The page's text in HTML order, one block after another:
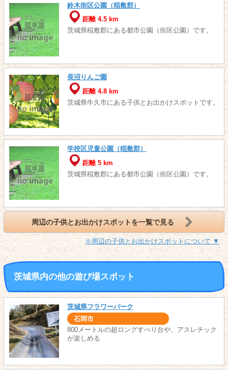
鈴木街区公園（稲敷郡）
距離 4.5 km
茨城県稲敷郡にある都市公園（街区公園）です。
長沼りんご園
距離 4.8 km
茨城県牛久市にある子供とお出かけスポットです。
学校区児童公園（稲敷郡）
距離 5 km
茨城県稲敷郡にある都市公園（街区公園）です。
周辺の子供とお出かけスポットを一覧で見る
※周辺の子供とお出かけスポットについて ▼
茨城県内の他の遊び場スポット
茨城県フラワーパーク
石岡市
800メートルの超ロングすべり台や、アスレチック
が楽しめる